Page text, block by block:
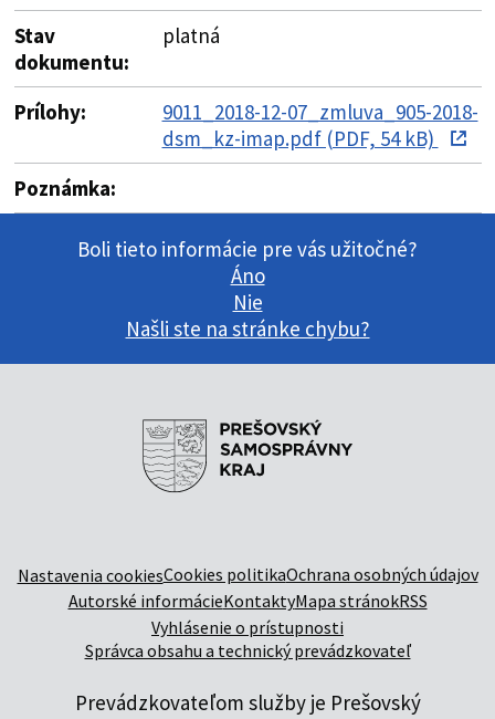
Stav
dokumentu:
platná
Prílohy:
9011_2018-12-07_zmluva_905-2018-
dsm_kz-imap.pdf (PDF, 54 kB)
Poznámka:
Boli tieto informácie pre vás užitočné?
Áno
Nie
Našli ste na stránke chybu?
Nastavenia cookiesCookies politikaOchrana osobných údajov
Autorské informácieKontaktyMapa stránokRSS
Vyhlásenie o prístupnosti
Správca obsahu a technický prevádzkovateľ
Prevádzkovateľom služby je Prešovský